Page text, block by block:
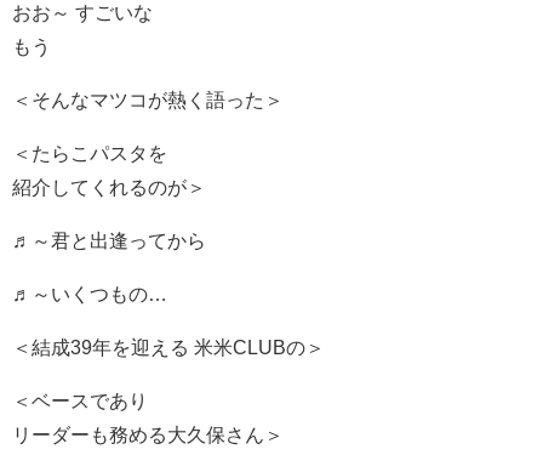
おお～ すごいな
もう
＜そんなマツコが熱く語った＞
＜たらこパスタを
紹介してくれるのが＞
♬～君と出逢ってから
♬～いくつもの…
＜結成39年を迎える 米米CLUBの＞
＜ベースであり
リーダーも務める大久保さん＞